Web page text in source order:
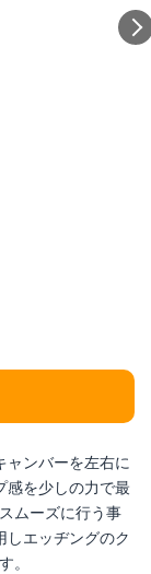
ャンバーを左右に
感を少しの力で最
ムーズに行う事
しエッヂングのク
。